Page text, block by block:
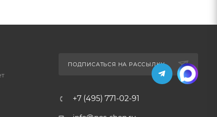
ПОДПИСАТЬСЯ НА РАССЫЛКУ
+7 (495) 771-02-91